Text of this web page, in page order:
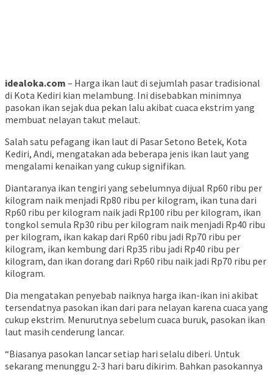
idealoka.com – Harga ikan laut di sejumlah pasar tradisional
di Kota Kediri kian melambung. Ini disebabkan minimnya
pasokan ikan sejak dua pekan lalu akibat cuaca ekstrim yang
membuat nelayan takut melaut.
Salah satu pefagang ikan laut di Pasar Setono Betek, Kota
Kediri, Andi, mengatakan ada beberapa jenis ikan laut yang
mengalami kenaikan yang cukup signifikan.
Diantaranya ikan tengiri yang sebelumnya dijual Rp60 ribu per
kilogram naik menjadi Rp80 ribu per kilogram, ikan tuna dari
Rp60 ribu per kilogram naik jadi Rp100 ribu per kilogram, ikan
tongkol semula Rp30 ribu per kilogram naik menjadi Rp40 ribu
per kilogram, ikan kakap dari Rp60 ribu jadi Rp70 ribu per
kilogram, ikan kembung dari Rp35 ribu jadi Rp40 ribu per
kilogram, dan ikan dorang dari Rp60 ribu naik jadi Rp70 ribu per
kilogram.
Dia mengatakan penyebab naiknya harga ikan-ikan ini akibat
tersendatnya pasokan ikan dari para nelayan karena cuaca yang
cukup ekstrim. Menurutnya sebelum cuaca buruk, pasokan ikan
laut masih cenderung lancar.
“Biasanya pasokan lancar setiap hari selalu diberi. Untuk
sekarang menunggu 2-3 hari baru dikirim. Bahkan pasokannya